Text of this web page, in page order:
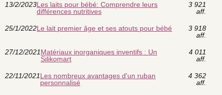
13/2/2023Les laits pour bébé: Comprendre leurs
différences nutritives
3 921
aff.
25/1/2022Le lait premier âge et ses atouts pour bébé
3 918
aff.
27/12/2021Matériaux inorganiques inventifs : Un
Silikomart
4 011
aff.
22/11/2021Les nombreux avantages d'un ruban
personnalisé
4 362
aff.